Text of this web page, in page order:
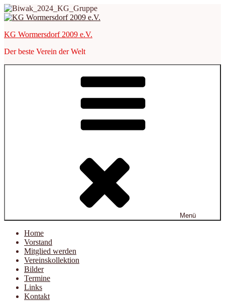
Zum
Inhalt
KG Wormersdorf 2009 e.V.
Der beste Verein der Welt
Menü
Home
Vorstand
Mitglied werden
Vereinskollektion
Bilder
Termine
Links
Kontakt